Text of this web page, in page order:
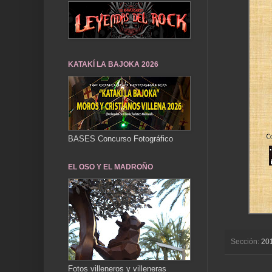
Sección:
KATAKÍ LA BAJOKA 2026
BASES Concurso Fotográfico
EL OSO Y EL MADROÑO
Fotos villeneros y villeneras